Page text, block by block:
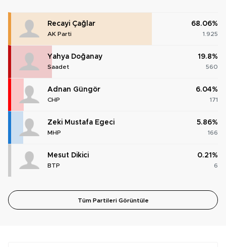
Recayi Çağlar
AK Parti
68.06%
1.925
Yahya Doğanay
Saadet
19.8%
560
Adnan Güngör
CHP
6.04%
171
Zeki Mustafa Egeci
MHP
5.86%
166
Mesut Dikici
BTP
0.21%
6
Tüm Partileri Görüntüle